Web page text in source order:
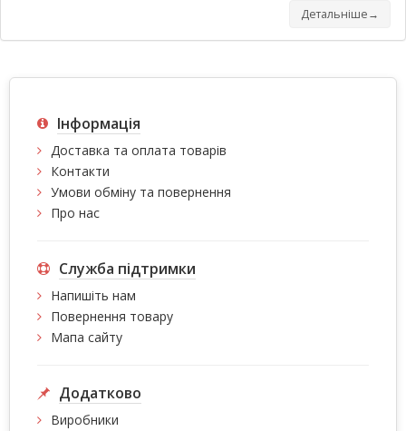
Детальніше→
Інформація
Доставка та оплата товарів
Контакти
Умови обміну та повернення
Про нас
Служба підтримки
Напишіть нам
Повернення товару
Мапа сайту
Додатково
Виробники